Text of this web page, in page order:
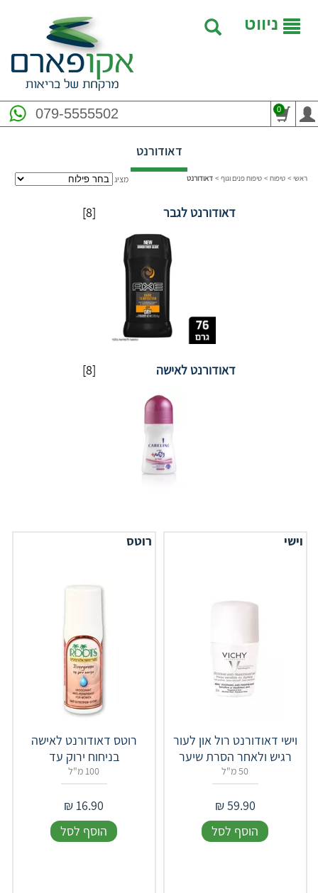
ניווט
079-5555502 0
דאודורנט
ראשי > טיפוח > טיפוח פנים וגוף > דאודורנט מציג
[8] דאודורנט לגבר
[8] דאודורנט לאישה
וישי
וישי דאודורנט רול און לעור
רגיש ולאחר הסרת שיער
50 מ"ל
59.90
₪
הוסף לסל
רוטס
רוטס דאודורנט לאישה
בניחוח ירוק עד
100 מ"ל
16.90
₪
הוסף לסל